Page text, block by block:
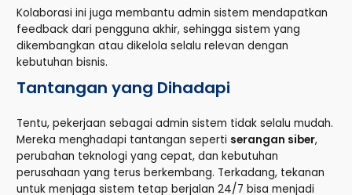
Kolaborasi ini juga membantu admin sistem mendapatkan
feedback dari pengguna akhir, sehingga sistem yang
dikembangkan atau dikelola selalu relevan dengan
kebutuhan bisnis.
Tantangan yang Dihadapi
Tentu, pekerjaan sebagai admin sistem tidak selalu mudah.
Mereka menghadapi tantangan seperti serangan siber,
perubahan teknologi yang cepat, dan kebutuhan
perusahaan yang terus berkembang. Terkadang, tekanan
untuk menjaga sistem tetap berjalan 24/7 bisa menjadi